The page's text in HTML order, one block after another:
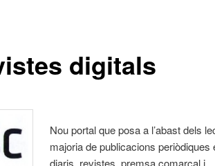
digitals
Nou portal que posa a l’abast dels
majoria de publicacions periòdiques
diaris, revistes, premsa comarcal i